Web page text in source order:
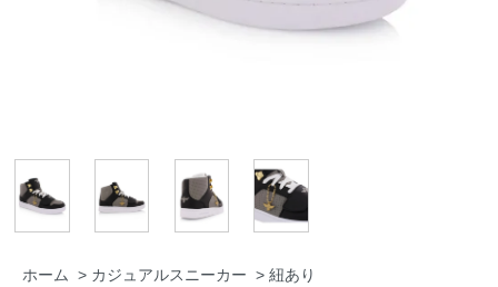
ホーム > カジュアルスニーカー > 紐あり